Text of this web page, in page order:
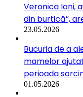
Veronica Iani,
din burtică”,
23.05.2026
Bucuria de a
mamelor
perioada
01.05.2026